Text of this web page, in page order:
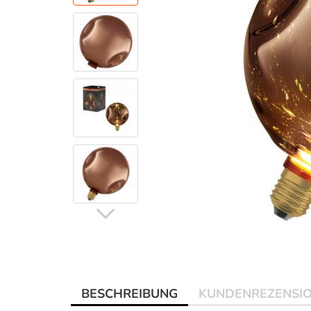
BESCHREIBUNG